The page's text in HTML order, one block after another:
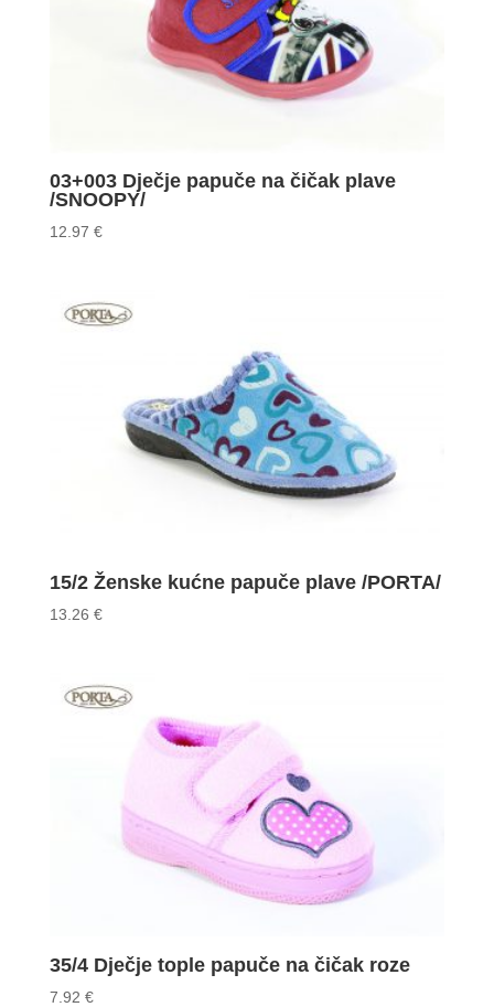
03+003 Dječje papuče na čičak plave
/SNOOPY/
12.97 €
15/2 Ženske kućne papuče plave /PORTA/
13.26 €
35/4 Dječje tople papuče na čičak roze
7.92 €